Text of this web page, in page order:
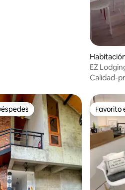
EZ
grandes
Calidad-
Favorito
Favorito